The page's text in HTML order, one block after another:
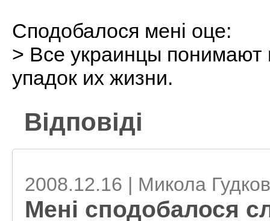
Сподобалося мені оце:
> Все украинцы
упадок их жизни.
Відповіді
2008.12.16 | Микола
Мені сподобалося